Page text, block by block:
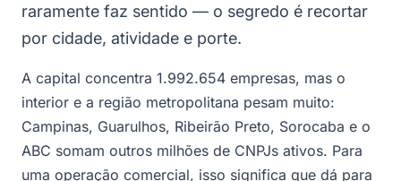
raramente faz sentido — o segredo é recortar
por cidade, atividade e porte.
A capital concentra 1.992.654 empresas, mas o
interior e a região metropolitana pesam muito:
Campinas, Guarulhos, Ribeirão Preto, Sorocaba e o
ABC somam outros milhões de CNPJs ativos. Para
uma operação comercial, isso significa que dá para